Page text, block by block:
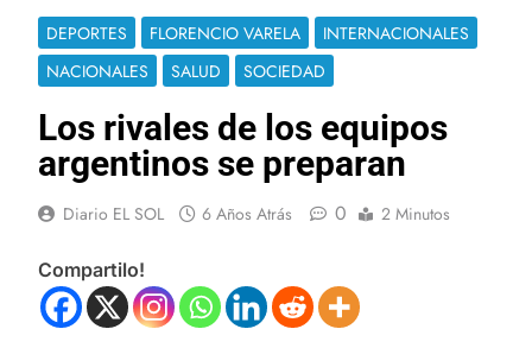
DEPORTES FLORENCIO VARELA
INTERNACIONALES
NACIONALES
SALUD SOCIEDAD
Los rivales de los equipos
argentinos se preparan
Diario EL SOL 6 Años Atrás 0 2 Minutos
Compartilo!